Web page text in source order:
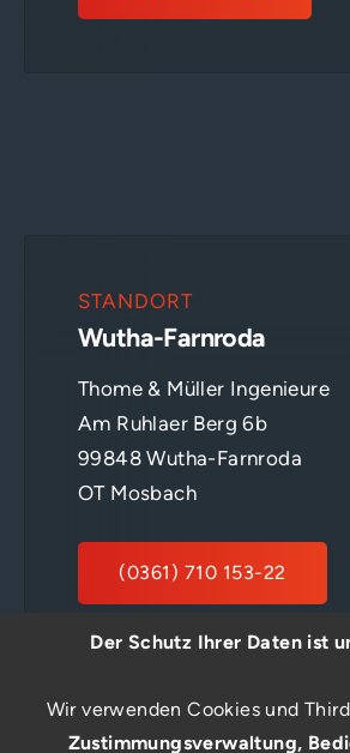
STANDORT
Wutha-Farnroda
Thome & Müller Ingenieure
Am Ruhlaer Berg 6b
99848 Wutha-Farnroda
OT Mosbach
(0361) 710 153-22
Der Schutz Ihrer Daten ist
Wir verwenden Cookies und
Zustimmungsverwaltung,